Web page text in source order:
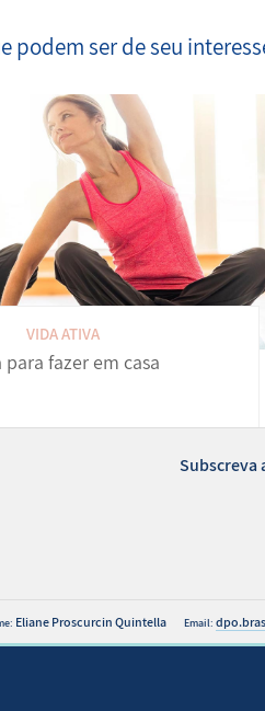
podem ser de seu
VIDA ATIVA
para fazer em casa
Subscreva
Eliane Proscurcin Quintella Email: